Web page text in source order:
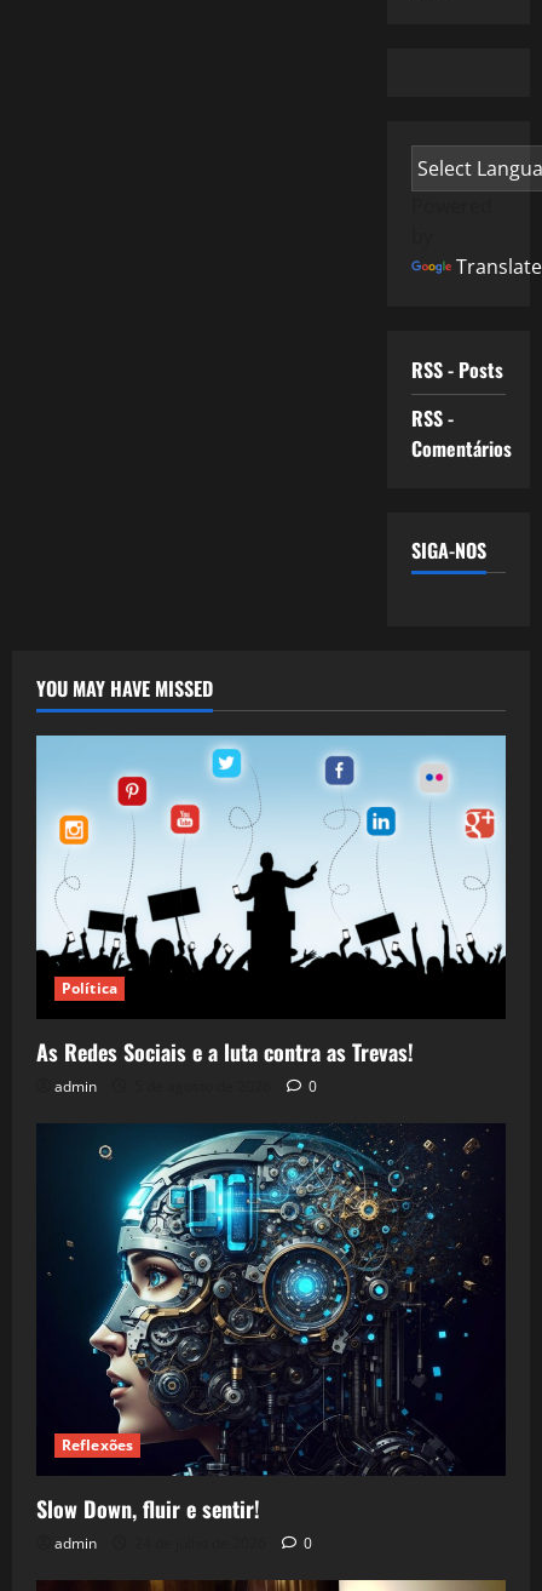
Translate
RSS - Posts
RSS -
Comentários
SIGA-NOS
YOU MAY HAVE MISSED
Política
As Redes Sociais e a luta contra as Trevas!
admin 0
Reflexões
Slow Down, fluir e sentir!
admin 0